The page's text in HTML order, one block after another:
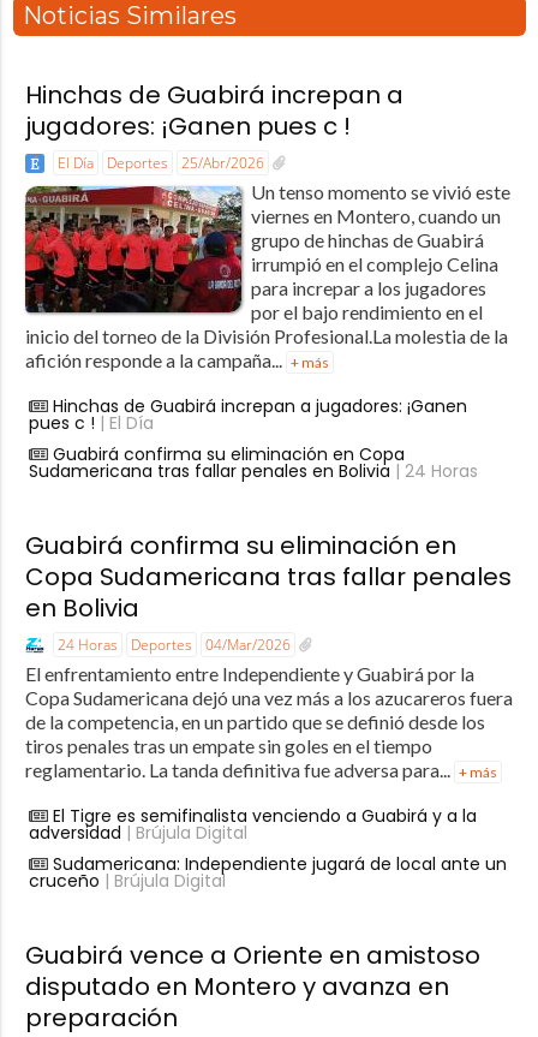
Noticias Similares
Hinchas de Guabirá increpan a
jugadores: ¡Ganen pues c !
El Día Deportes 25/Abr/2026
Un tenso momento se vivió este
viernes en Montero, cuando un
grupo de hinchas de Guabirá
irrumpió en el complejo Celina
para increpar a los jugadores
por el bajo rendimiento en el
inicio del torneo de la División Profesional.La molestia de la
afición responde a la campaña... + más
Hinchas de Guabirá increpan a jugadores: ¡Ganen
pues c ! | El Día
Guabirá confirma su eliminación en Copa
Sudamericana tras fallar penales en Bolivia | 24 Horas
Guabirá confirma su eliminación en
Copa Sudamericana tras fallar penales
en Bolivia
24 Horas Deportes 04/Mar/2026
El enfrentamiento entre Independiente y Guabirá por la
Copa Sudamericana dejó una vez más a los azucareros fuera
de la competencia, en un partido que se definió desde los
tiros penales tras un empate sin goles en el tiempo
reglamentario. La tanda definitiva fue adversa para...
+ más
El Tigre es semifinalista venciendo a Guabirá y a la
adversidad | Brújula Digital
Sudamericana: Independiente jugará de local ante un
cruceño | Brújula Digital
Guabirá vence a Oriente en amistoso
disputado en Montero y avanza en
preparación